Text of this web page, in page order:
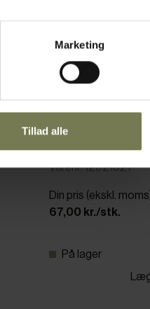
Marketing
Tillad alleG. Benedikt Ribby
ø27 cm
Varenr: 12021027
Din pris (ekskl.
67,00 kr./stk.
På lager